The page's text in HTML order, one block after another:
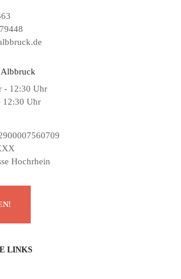
- 12:30 Uhr
12:30 Uhr
Hochrhein
LINKS